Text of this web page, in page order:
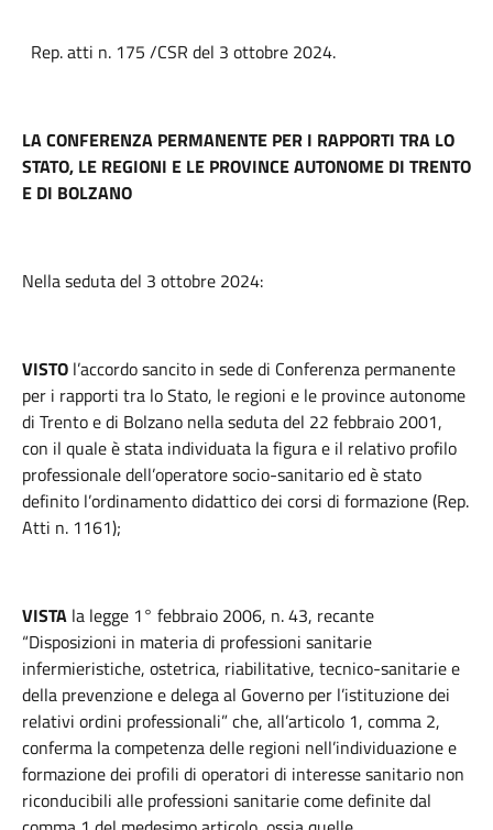
Rep. atti n. 175 /CSR del 3 ottobre 2024.
LA CONFERENZA PERMANENTE PER I RAPPORTI TRA LO
STATO, LE REGIONI E LE PROVINCE AUTONOME DI TRENTO
E DI BOLZANO
Nella seduta del 3 ottobre 2024:
VISTO l’accordo sancito in sede di Conferenza permanente
per i rapporti tra lo Stato, le regioni e le province autonome
di Trento e di Bolzano nella seduta del 22 febbraio 2001,
con il quale è stata individuata la figura e il relativo profilo
professionale dell’operatore socio-sanitario ed è stato
definito l’ordinamento didattico dei corsi di formazione (Rep.
Atti n. 1161);
VISTA la legge 1° febbraio 2006, n. 43, recante
“Disposizioni in materia di professioni sanitarie
infermieristiche, ostetrica, riabilitative, tecnico-sanitarie e
della prevenzione e delega al Governo per l’istituzione dei
relativi ordini professionali” che, all’articolo 1, comma 2,
conferma la competenza delle regioni nell’individuazione e
formazione dei profili di operatori di interesse sanitario non
riconducibili alle professioni sanitarie come definite dal